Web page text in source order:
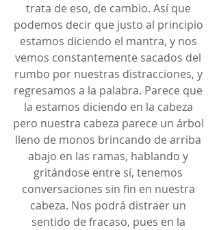
trata de eso, de cambio. Así que
podemos decir que justo al principio
estamos diciendo el mantra, y nos
vemos constantemente sacados del
rumbo por nuestras distracciones, y
regresamos a la palabra. Parece que
la estamos diciendo en la cabeza
pero nuestra cabeza parece un árbol
lleno de monos brincando de arriba
abajo en las ramas, hablando y
gritándose entre sí, tenemos
conversaciones sin fin en nuestra
cabeza. Nos podrá distraer un
sentido de fracaso, pues en la